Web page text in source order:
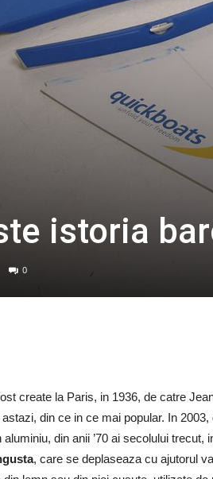
istoria
0
create la Paris, in 1936, de catre
din ce in ce mai popular. In
din anii ’70 ai secolului trecut,
, care se deplaseaza cu ajutorul